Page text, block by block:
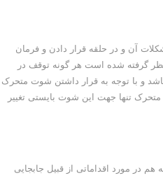
آن و در حلقه قرار دادن و فرمان
گرفته شده است هر گونه توقف در
و با توجه به قرار داشتن شوت متحرک
متحرک تنها جهت این شوت بایستی تغییر
در مورد اقداماتی از قبیل جابجایی